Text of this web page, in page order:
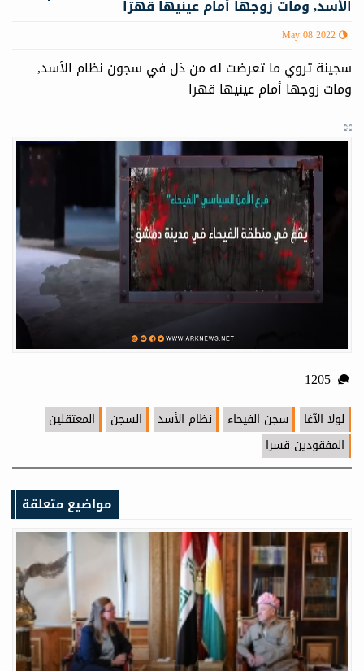
الأسد, ومات زوجها أمام عينيها قهرا
May 08 2022
سجينة تروي ما تعرضت له من ذل في سجون نظام الأسد,
ومات زوجها أمام عينيها قهرا
لولا الآغا سجن الفيحاء نظام الأسد السجن
المعتقلين
المفقودين قسرا
مواضيع متعلقة